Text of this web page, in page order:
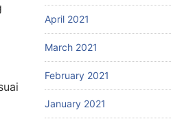
April 2021
March 2021
February 2021
January 2021